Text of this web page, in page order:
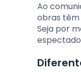
Ao
obras têm
Seja por